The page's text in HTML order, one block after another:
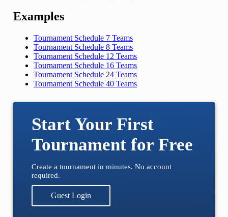
Examples
Tournament Schedule 7 Teams
Tournament Schedule 8 Teams
Tournament Schedule 12 Teams
Tournament Schedule 16 Teams
Tournament Schedule 24 Teams
Tournament Schedule 40 Teams
Start Your First
Tournament for Free
Create a tournament in minutes. No account
required.
Guest Login